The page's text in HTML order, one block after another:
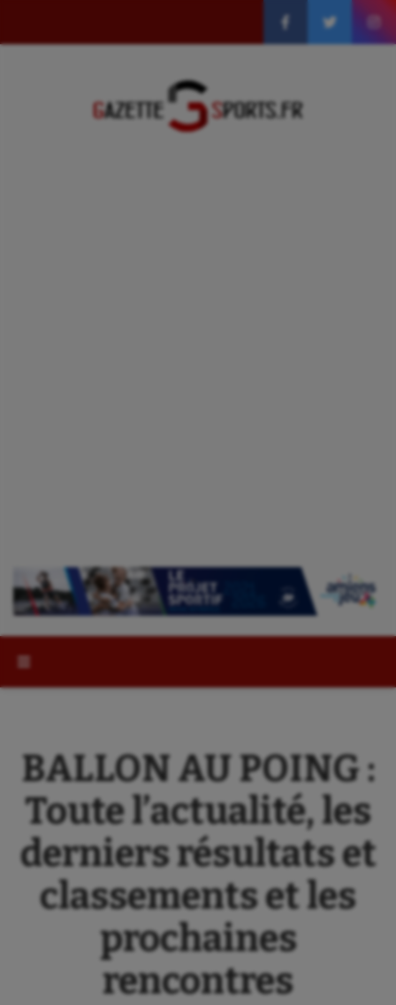
BALLON AU POING :
Toute l’actualité, les
derniers résultats et
classements et les
prochaines
rencontres